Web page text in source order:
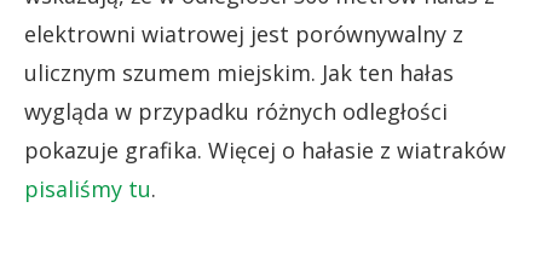
elektrowni wiatrowej jest porównywalny z
ulicznym szumem miejskim. Jak ten hałas
wygląda w przypadku różnych odległości
pokazuje grafika. Więcej o hałasie z wiatraków
pisaliśmy tu.